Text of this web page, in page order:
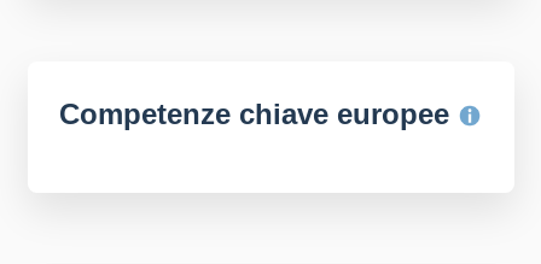
Competenze chiave europee